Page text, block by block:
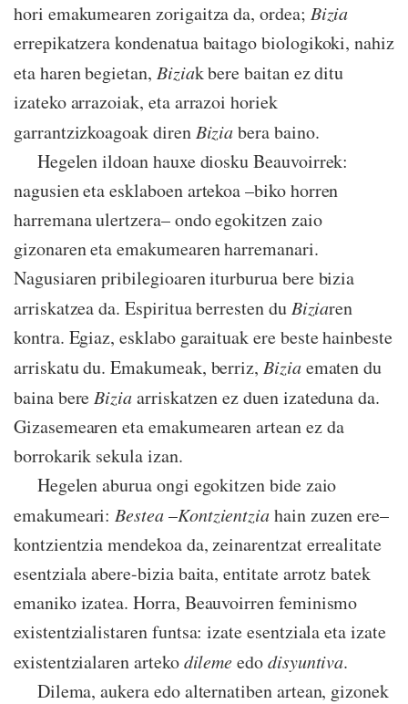
hori emakumearen zorigaitza da, ordea; Bizia
errepikatzera kondenatua baitago biologikoki, nahiz
eta haren begietan, Biziak bere baitan ez ditu
izateko arrazoiak, eta arrazoi horiek
garrantzizkoagoak diren Biziabera baino.
Hegelen ildoan hauxe diosku Beauvoirrek:
nagusien eta esklaboen artekoa –biko horren
harremana ulertzera– ondo egokitzen zaio
gizonaren eta emakumearen harremanari.
Nagusiaren pribilegioaren iturburua bere bizia
arriskatzea da. Espiritua berresten du Biziaren
kontra. Egiaz, esklabo garaituak ere beste hainbeste
arriskatu du. Emakumeak, berriz,Biziaematen du
baina bereBiziaarriskatzen ez duen izateduna da.
Gizasemearen eta emakumearen artean ez da
borrokarik sekula izan.
Hegelen aburua ongi egokitzen bide zaio
emakumeari:Bestea–Kontzientziahain zuzen ere–
kontzientzia mendekoa da, zeinarentzat errealitate
esentziala abere-bizia baita, entitate arrotz batek
emaniko izatea. Horra, Beauvoirren feminismo
existentzialistaren funtsa: izate esentziala eta izate
existentzialaren artekodilemeedodisyuntiva.
Dilema, aukera edo alternatiben artean, gizonek